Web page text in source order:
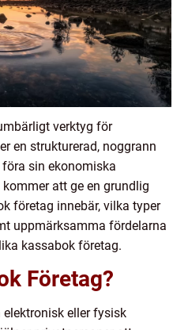
verktyg för
en strukturerad, noggrann
sin ekonomiska
att ge en grundlig
företag innebär, vilka typer
uppmärksamma fördelarna
kassabok företag.
Företag?
elektronisk eller fysisk